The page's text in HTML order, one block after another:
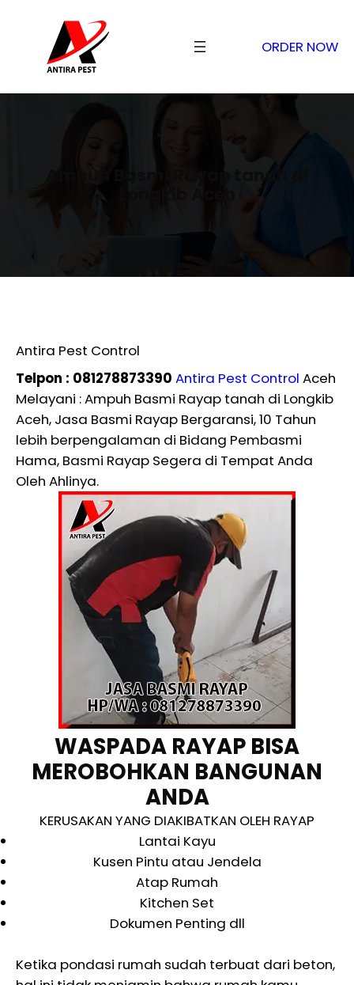
ORDER NOW
Ampuh Basmi Rayap tanah di
Antira Pest Control
Telpon : 081278873390 Antira Pest Control Aceh
Melayani : Ampuh Basmi Rayap tanah di Longkib
Aceh, Jasa Basmi Rayap Bergaransi, 10 Tahun
lebih berpengalaman di Bidang Pembasmi
Hama, Basmi Rayap Segera di Tempat Anda
Oleh Ahlinya.
WASPADA RAYAP BISA
MEROBOHKAN BANGUNAN
ANDA
KERUSAKAN YANG DIAKIBATKAN OLEH RAYAP
Lantai Kayu
Kusen Pintu atau Jendela
Atap Rumah
Kitchen Set
Dokumen Penting dll
Ketika pondasi rumah sudah terbuat dari beton,